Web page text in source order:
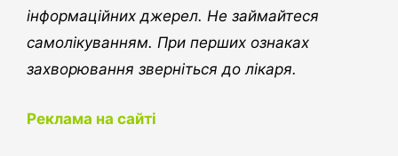
інформаційних джерел. Не займайтеся
самолікуванням. При перших ознаках
захворювання зверніться до лікаря.
Реклама на сайті